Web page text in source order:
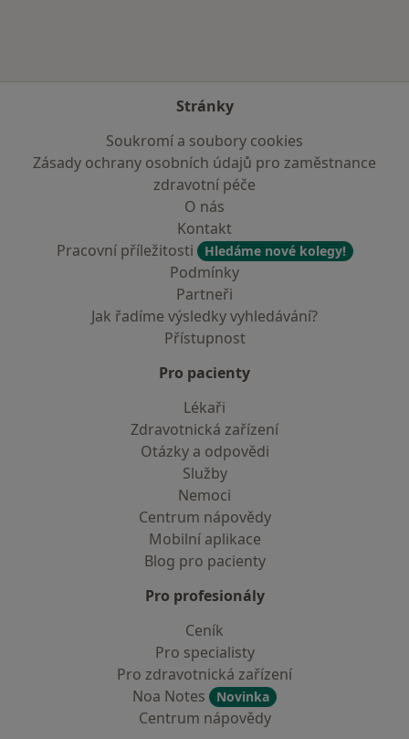
Stránky
Soukromí a soubory cookies
Zásady ochrany osobních údajů pro zaměstnance
zdravotní péče
O nás
Kontakt
Pracovní příležitosti
Hledáme nové kolegy!
Podmínky
Partneři
Jak řadíme výsledky vyhledávání?
Přístupnost
Pro pacienty
Lékaři
Zdravotnická zařízení
Otázky a odpovědi
Služby
Nemoci
Centrum nápovědy
Mobilní aplikace
Blog pro pacienty
Pro profesionály
Ceník
Pro specialisty
Pro zdravotnická zařízení
Noa Notes
Novinka
Centrum nápovědy